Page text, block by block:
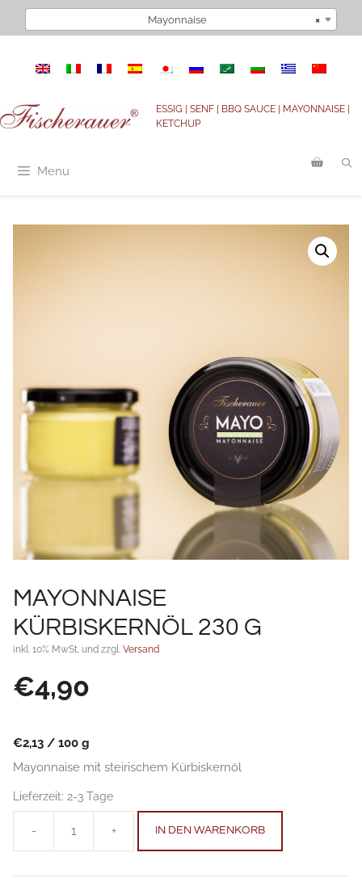
Inhalt
×
Mayonnaise
ESSIG | SENF | BBQ SAUCE | MAYONNAISE |
KETCHUP
Menu
MAYONNAISE
KÜRBISKERNÖL 230 G
inkl. 10% MwSt. und zzgl. Versand
€4,90
€2,13 / 100 g
Mayonnaise mit steirischem Kürbiskernöl
Lieferzeit: 2-3 Tage
-
Mayonnaise
Kürbiskernöl
230
+ IN DEN WARENKORB